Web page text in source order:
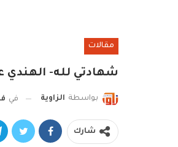
مقالات
شهادتي لله- الهندي
بواسطة الزاوية في
شارك